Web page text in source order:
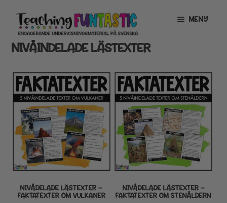
Hoppa
till
navigering
Gå
till
innehåll
MENY
INFO
EXPANDERA
MITT KONTO
GRATISMATERIAL
EXPANDERA
UNDERMENY
BUTIK
LICENSER
EXPANDERA
UNDERMENY
NIVÅINDELADE LÄSTEXTER
NIVÅDELADE LÄSTEXTER –
FAKTATEXTER OM VULKANER
NIVÅDELADE LÄSTEXTER –
FAKTATEXTER OM STENÅLDERN